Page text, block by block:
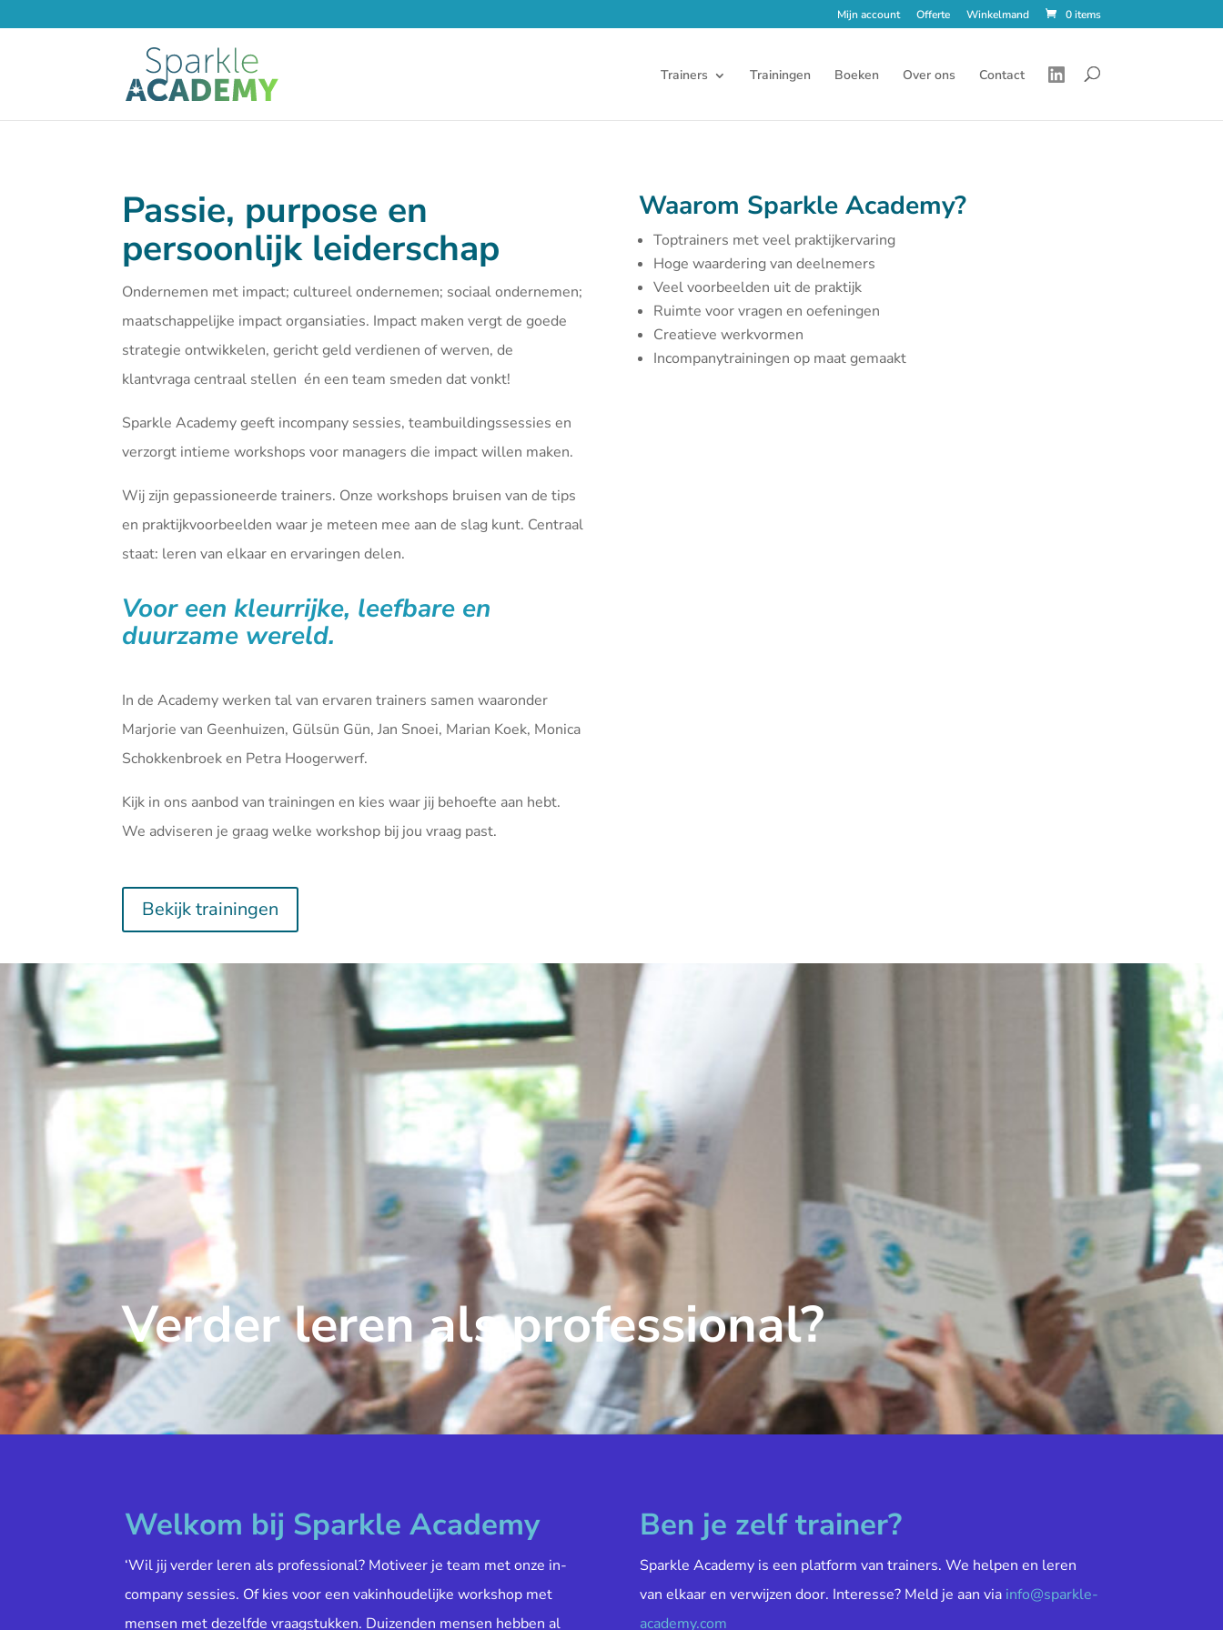
Mijn account Offerte Winkelmand 0 items
Trainers Trainingen Boeken Over ons Contact
Passie, purpose en
persoonlijk leiderschap
Ondernemen met impact; cultureel ondernemen; sociaal ondernemen;
maatschappelijke impact organsiaties. Impact maken vergt de goede
strategie ontwikkelen, gericht geld verdienen of werven, de
klantvraga centraal stellen én een team smeden dat vonkt!
Sparkle Academy geeft incompany sessies, teambuildingssessies en
verzorgt intieme workshops voor managers die impact willen maken.
Wij zijn gepassioneerde trainers. Onze workshops bruisen van de tips
en praktijkvoorbeelden waar je meteen mee aan de slag kunt. Centraal
staat: leren van elkaar en ervaringen delen.
Voor een kleurrijke, leefbare en
duurzame wereld.
In de Academy werken tal van ervaren trainers samen waaronder
Marjorie van Geenhuizen, Gülsün Gün, Jan Snoei, Marian Koek, Monica
Schokkenbroek en Petra Hoogerwerf.
Kijk in ons aanbod vantrainingen en kies waar jij behoefte aan hebt.
We adviseren je graag welke workshop bij jou vraag past.
Bekijk trainingen
Waarom Sparkle Academy?
Toptrainers met veel praktijkervaring
Hoge waardering van deelnemers
Veel voorbeelden uit de praktijk
Ruimte voor vragen en oefeningen
Creatieve werkvormen
Incompanytrainingen op maat gemaakt
Verder leren als professional?
Welkom bij Sparkle Academy
‘Wil jij verder leren als professional? Motiveer je team met onze in-
company sessies. Of kies voor een vakinhoudelijke workshop met
mensen met dezelfde vraagstukken. Duizenden mensen hebben al
Ben je zelf trainer?
Sparkle Academy is een platform van trainers. We helpen en leren
van elkaar en verwijzen door. Interesse? Meld je aan via info@sparkle-
academy.com